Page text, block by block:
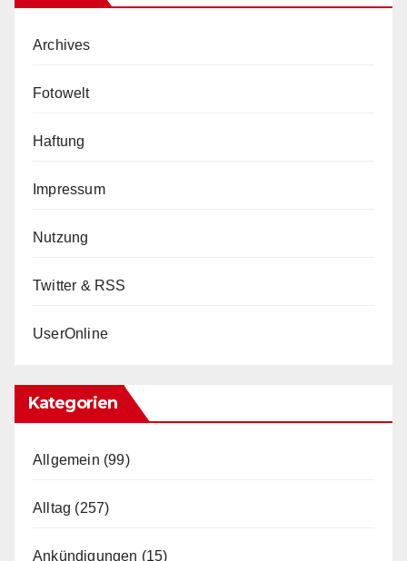
Archives
Fotowelt
Haftung
Impressum
Nutzung
Twitter & RSS
UserOnline
Kategorien
Allgemein (99)
Alltag (257)
Ankündigungen (15)